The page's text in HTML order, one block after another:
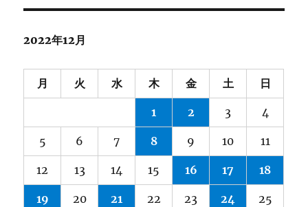
2022年12月
月 火 水 木 金 土 日
1 2 3 4
5 6 7 8 9 10 11
12 13 14 15 16 17 18
19 20 21 22 23 24 25